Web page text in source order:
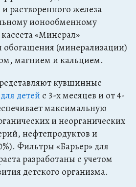
растворенного железа
ионообменному
«Минерал»
обогащения (минерализации)
магнием и кальцием.
кувшинные
для детейс 3-х месяцев и от 4-
максимальную
и неорганических
нефтепродуктов и
Фильтры «Барьер» для
разработаны с учетом
детского организма.